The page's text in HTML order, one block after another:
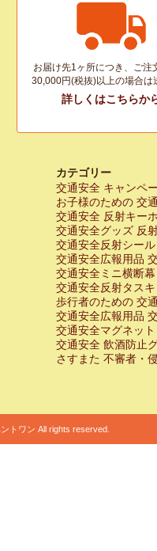
お届け先1ヶ所につき、ご注
30,000円(税抜)以上の場合は
詳しくはこちらか
カテゴリー
交通安全 キャンペ
お子様のための 交
交通安全 反射キー
交通安全グッズ 反
交通安全反射シール
交通安全広報用品
交通安全ミニ横断
交通安全反射タスキ
歩行者のための 交
交通安全広報用品
交通安全マグネット
交通安全 飲酒防止
さすまた 不審者・
トワン All rights reserved.